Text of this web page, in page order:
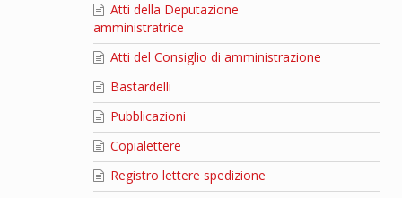
Atti della Deputazione
amministratrice
Atti del Consiglio di amministrazione
Bastardelli
Pubblicazioni
Copialettere
Registro lettere spedizione